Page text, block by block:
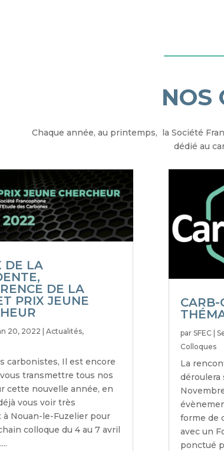
NOS
Chaque année, au printemps, la Société
dédié au
DE LA
DE LA
PRIX JEUNE
20, 2022 |Actualités,
carbonistes, Il est encore
transmettre tous nos
cette nouvelle année, en
vous voir très
à Nouan-le-Fuzelier pour
colloque du 4 au 7 avril
CARB-
par SFEC|
Colloques
La
déroulera
forme de
avec un
ponctué